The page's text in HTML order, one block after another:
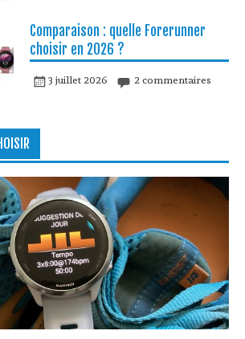
Comparaison : quelle Forerunner
choisir en 2026 ?
3 juillet 2026 2 commentaires